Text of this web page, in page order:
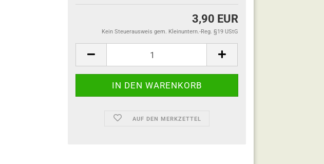
3,90 EUR
Kein Steuerausweis gem. Kleinuntern.-Reg. §19 UStG
AUF DEN MERKZETTEL